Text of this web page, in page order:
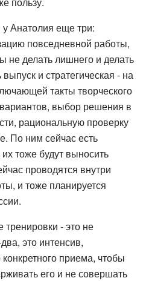
Анатолия еще три:
повседневной работы,
не делать лишнего и делать
и стратегическая - на
такты творческого
выбор решения в
рациональную проверку
По ним сейчас есть
тоже будут выносить
проводятся внутри
и тоже планируется
тренировки - это не
это интенсив,
приема, чтобы
его и не совершать